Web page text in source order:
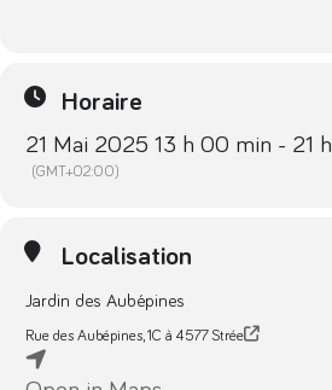
Horaire
21 Mai 2025 13 h 00 min - 21
(GMT+02:00)
Localisation
Jardin des Aubépines
Rue des Aubépines, 1C à 4577 Strée